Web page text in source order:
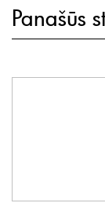
Panašūs